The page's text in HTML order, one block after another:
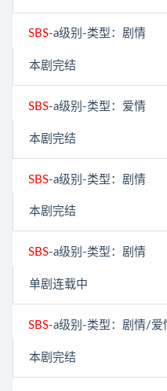
SBS-a级别-类型：剧情
本剧完结
SBS-a级别-类型：爱情
本剧完结
SBS-a级别-类型：剧情
本剧完结
SBS-a级别-类型：剧情
单剧连载中
SBS-a级别-类型：剧情/爱
本剧完结